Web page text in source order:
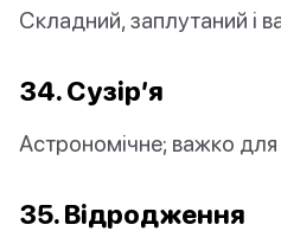
Складний, заплутаний і
34. Сузір’я
Астрономічне; важко для
35. Відродження